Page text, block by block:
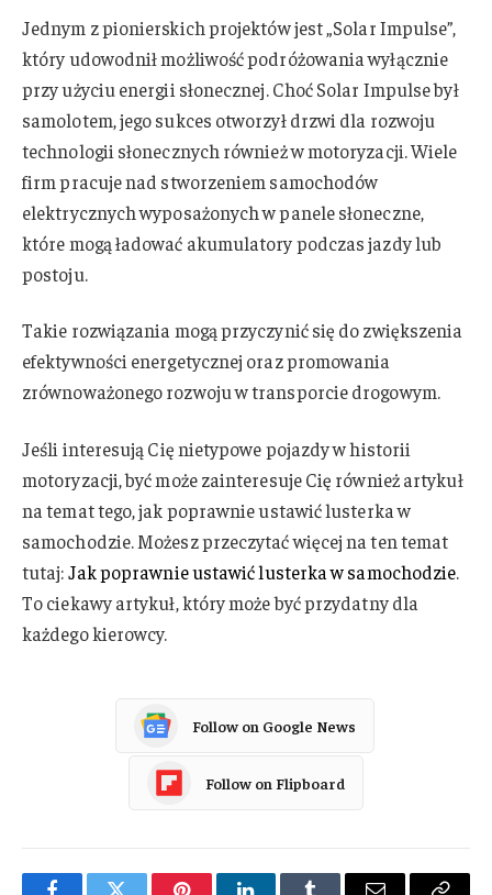
Jednym z pionierskich projektów jest „Solar Impulse”,
który udowodnił możliwość podróżowania wyłącznie
przy użyciu energii słonecznej. Choć Solar Impulse był
samolotem, jego sukces otworzył drzwi dla rozwoju
technologii słonecznych również w motoryzacji. Wiele
firm pracuje nad stworzeniem samochodów
elektrycznych wyposażonych w panele słoneczne,
które mogą ładować akumulatory podczas jazdy lub
postoju.
Takie rozwiązania mogą przyczynić się do zwiększenia
efektywności energetycznej oraz promowania
zrównoważonego rozwoju w transporcie drogowym.
Jeśli interesują Cię nietypowe pojazdy w historii
motoryzacji, być może zainteresuje Cię również artykuł
na temat tego, jak poprawnie ustawić lusterka w
samochodzie. Możesz przeczytać więcej na ten temat
tutaj:Jak poprawnie ustawić lusterka w samochodzie.
To ciekawy artykuł, który może być przydatny dla
każdego kierowcy.
Follow on Google News
Follow on Flipboard